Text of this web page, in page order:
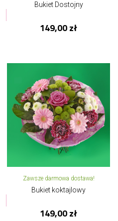
Bukiet Dostojny
149,00 zł
Zawsze darmowa dostawa!
Bukiet koktajlowy
149,00 zł